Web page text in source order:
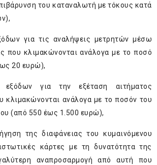
του καταναλωτή με τόκους κατά
για τις αναλήψεις μετρητών μέσω
που κλιμακώνονται ανάλογα με το ποσό
20 ευρώ),
για την εξέταση αιτήματος
κλιμακώνονται ανάλογα με το ποσόν του
(από 550 έως 1.500 ευρώ),
της διαφάνειας του κυμαινόμενου
κάρτες με τη δυνατότητα της
αναπροσαρμογή από αυτή που